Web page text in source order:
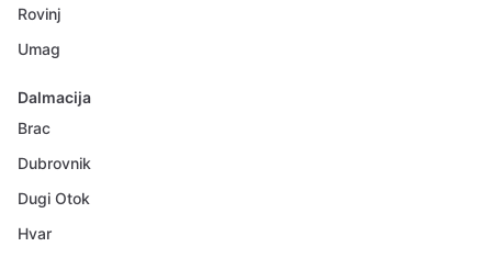
Rovinj
Umag
Dalmacija
Brac
Dubrovnik
Dugi Otok
Hvar